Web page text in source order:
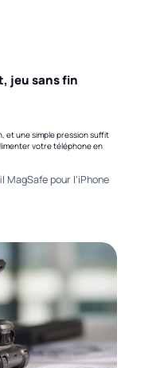
jeu sans fin
et une simple pression suffit
votre téléphone en
MagSafe pour l'iPhone